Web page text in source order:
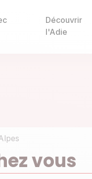
Découvrir
l'Adie
vous